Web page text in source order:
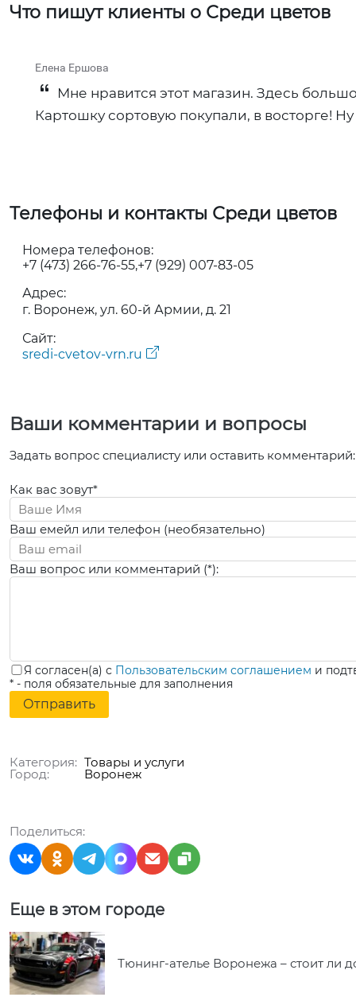
Что пишут клиенты о Среди цветов
Елена Ершова
Мне нравится этот магазин. Здесь
Картошку сортовую покупали, в восторге!
Телефоны и контакты Среди цветов
Номера телефонов:
+7 (473) 266-76-55 +7 (929) 007-83-05
Адрес:
г. Воронеж, ул. 60-й Армии, д. 21
Сайт:
sredi-cvetov-vrn.ru
Ваши комментарии и вопросы
Задать вопрос специалисту или оставить комментарий:
Как вас зовут*
Ваш емейл или телефон (необязательно)
Ваш вопрос или комментарий (*):
Я согласен(а) с Пользовательским соглашением и
* - поля обязательные для заполнения
Категория: Товары и услуги
Город: Воронеж
Поделиться:
Еще в этом городе
Тюнинг-ателье Воронежа – стоит ли